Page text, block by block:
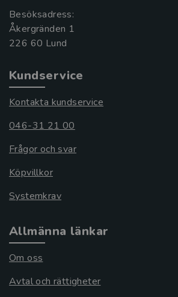
Besöksadress:
Åkergränden 1
Kundservice
Kontakta kundservice
046-31 21 00
Frågor och svar
Köpvillkor
Systemkrav
Allmänna länkar
Om oss
Avtal och rättigheter